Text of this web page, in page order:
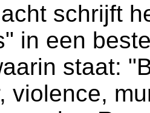
schrijft
in een
staat:
violence,